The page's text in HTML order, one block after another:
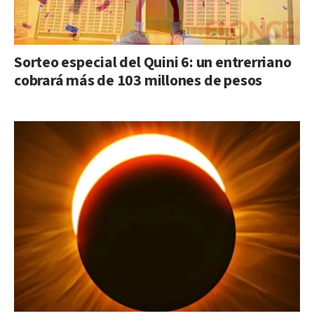
Sorteo especial del Quini 6: un entrerriano
cobrará más de 103 millones de pesos